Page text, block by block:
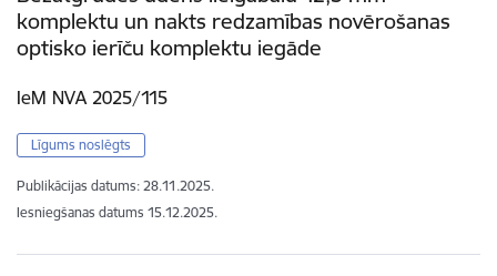
komplektu un nakts redzamības novērošanas
optisko ierīču komplektu iegāde
IeM NVA 2025/115
Līgums noslēgts
Publikācijas datums: 28.11.2025.
Iesniegšanas datums 15.12.2025.